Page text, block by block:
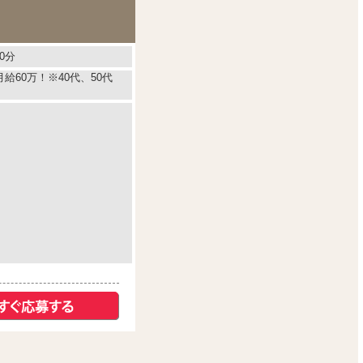
分
給60万！※40代、50代